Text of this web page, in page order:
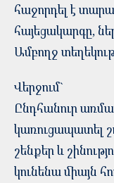
հաջորդել է
հայեցակարգը,
Ամբողջ
Վերջում`
Ընդհանուր
կառուցապատել
շենքեր և
կունենա միայն